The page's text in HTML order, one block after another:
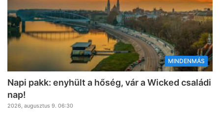
MINDENMÁS
Napi pakk: enyhült a hőség, vár a Wicked családi
nap!
2026, augusztus 9. 06:30